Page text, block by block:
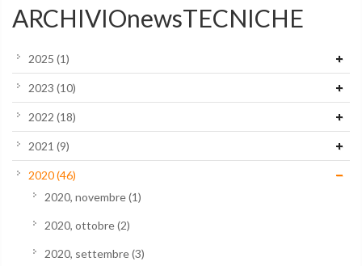
ARCHIVIOnewsTECNICHE
2025 (1)
2023 (10)
2022 (18)
2021 (9)
2020(46)
2020, novembre(1)
2020, ottobre(2)
2020, settembre(3)